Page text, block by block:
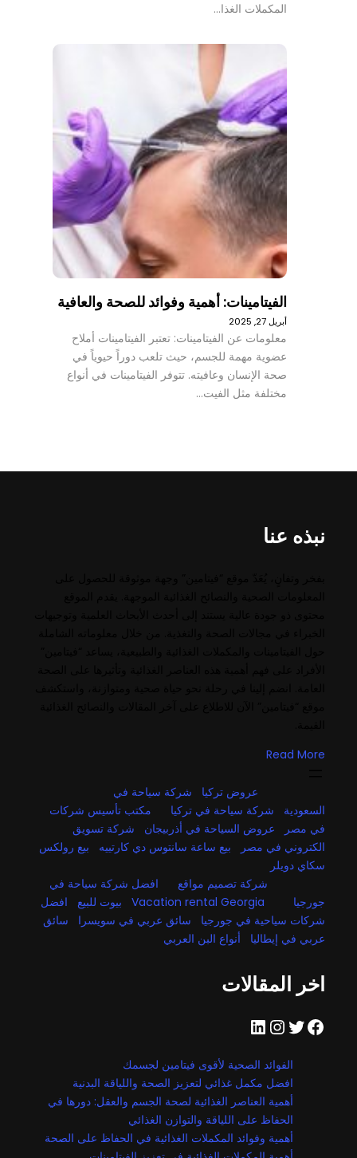
المكملات الغذا…
الفيتامينات: أهمية وفوائد للصحة والعافية
أبريل 27, 2025
معلومات عن الفيتامينات: تعتبر الفيتامينات أملاح
عضوية مهمة للجسم، حيث تلعب دوراً حيوياً في
صحة الإنسان وعافيته. تتوفر الفيتامينات في أنواع
مختلفة مثل الفيت…
نبذه عنا
Read More
عروض تركيا
شركة سياحة في
السعودية
شركة سياحة في تركيا
مكتب تأسيس شركات
في مصر
عروض السياحة في أذربيجان
شركة تسويق
الكتروني في مصر
بيع ساعة سانتوس دي كارتييه
بيع رولكس
سكاي دويلر
شركة تصميم مواقع
افضل شركة سياحة في
جورجيا
Vacation rental Georgia بيوت للبيع
افضل
شركات سياحية في جورجيا
سائق عربي في سويسرا
سائق
عربي في إيطاليا
أنواع البن العربي
اخر المقالات
فيسبوك تويتر إنستجرام لينكد إن
الفوائد الصحية لأقوى فيتامين لجسمك
افضل مكمل غذائي لتعزيز الصحة واللياقة البدنية
أهمية العناصر الغذائية لصحة الجسم والعقل: دورها في
الحفاظ على اللياقة والتوازن الغذائي
أهمية وفوائد المكملات الغذائية في الحفاظ على الصحة